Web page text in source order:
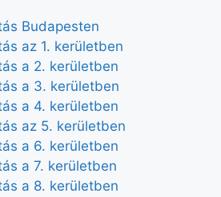
Budapesten
az 1. kerületben
a 2. kerületben
a 3. kerületben
a 4. kerületben
az 5. kerületben
a 6. kerületben
a 7. kerületben
a 8. kerületben